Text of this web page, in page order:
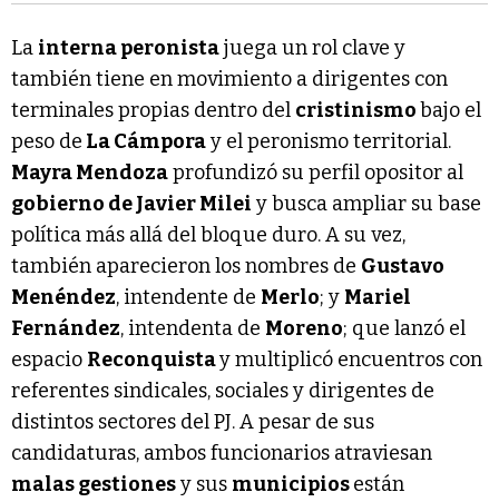
La interna peronistajuega un rol clave y
también tiene en movimiento a dirigentes con
terminales propias dentro del cristinismobajo el
peso de La Cámporay el peronismo territorial.
Mayra Mendozaprofundizó su perfil opositor al
gobierno de Javier Milei y busca ampliar su base
política más allá del bloque duro. A su vez,
también aparecieron los nombres de Gustavo
Menéndez, intendente de Merlo; y Mariel
Fernández, intendenta de Moreno; que lanzó el
espacio Reconquistay multiplicó encuentros con
referentes sindicales, sociales y dirigentes de
distintos sectores del PJ. A pesar de sus
candidaturas, ambos funcionarios atraviesan
malas gestionesy sus municipiosestán